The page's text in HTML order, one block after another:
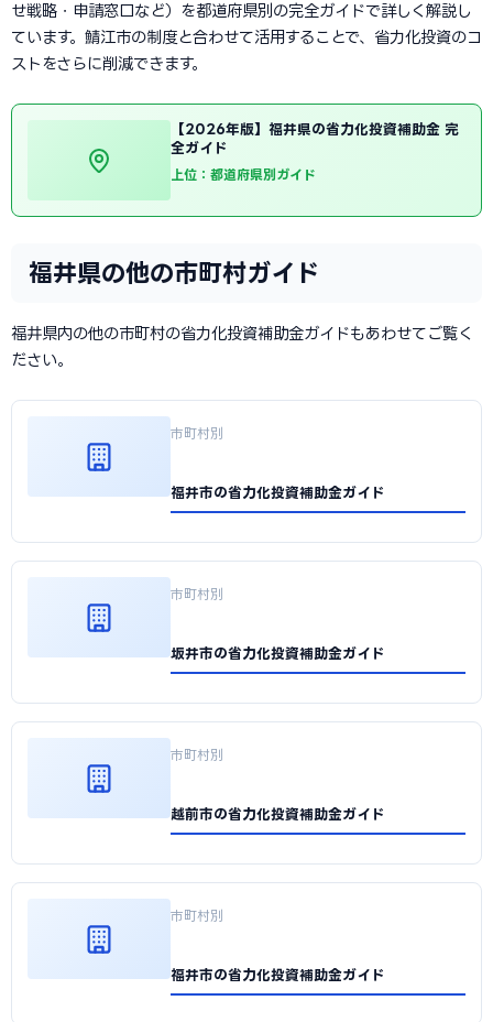
せ戦略・申請窓口など）を都道府県別の完全ガイドで詳しく解説し
ています。鯖江市の制度と合わせて活用することで、省力化投資のコ
ストをさらに削減できます。
【2026年版】福井県の省力化投資補助金 完
全ガイド
上位：都道府県別ガイド
福井県の他の市町村ガイド
福井県内の他の市町村の省力化投資補助金ガイドもあわせてご覧く
ださい。
市町村別
福井市の省力化投資補助金ガイド
市町村別
坂井市の省力化投資補助金ガイド
市町村別
越前市の省力化投資補助金ガイド
市町村別
福井市の省力化投資補助金ガイド